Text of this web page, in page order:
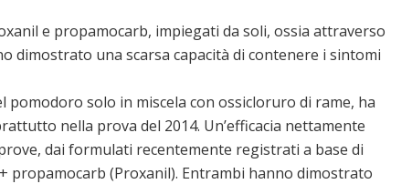
e propamocarb, impiegati da soli, ossia attraverso
dimostrato una scarsa capacità di contenere i sintomi
solo in miscela con ossicloruro di rame, ha
nella prova del 2014. Un’efficacia nettamente
dai formulati recentemente registrati a base di
propamocarb (Proxanil). Entrambi hanno dimostrato